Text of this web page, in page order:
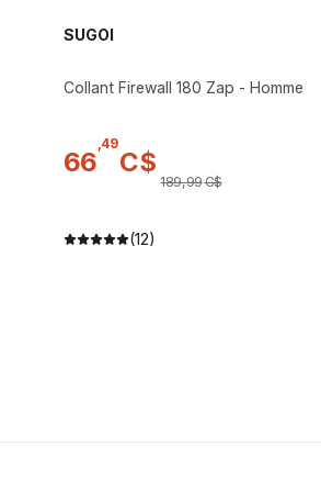
SUGOI
Collant Firewall 180 Zap - Homme
66
49
C$
189,99C$
(12)